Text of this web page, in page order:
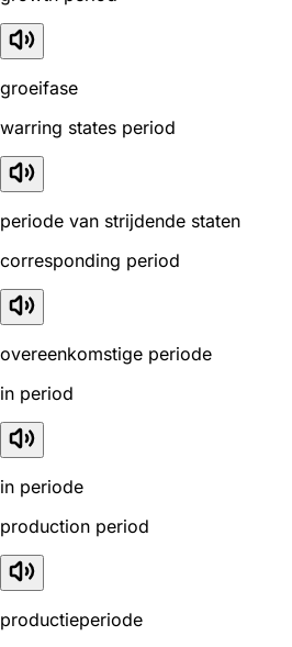
groeifase
warring states period
periode van strijdende staten
corresponding period
overeenkomstige periode
in period
in periode
production period
productieperiode